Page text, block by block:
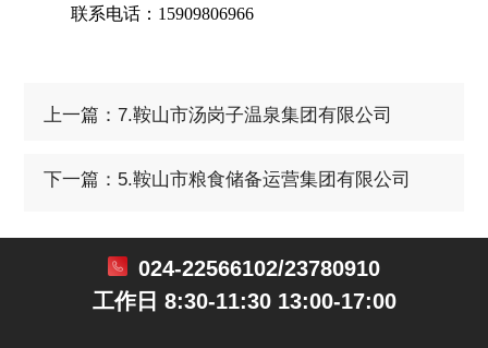
联系电话：15909806966
上一篇：7.鞍山市汤岗子温泉集团有限公司
下一篇：5.鞍山市粮食储备运营集团有限公司
024-22566102/23780910
工作日 8:30-11:30 13:00-17:00